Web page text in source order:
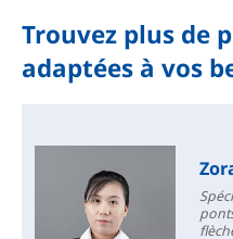
Trouvez plus de
adaptées à vos